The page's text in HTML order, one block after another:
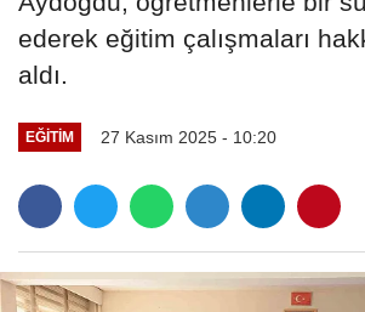
ederek eğitim çalışmaları
aldı.
EĞITIM 27 Kasım 2025 - 10:20